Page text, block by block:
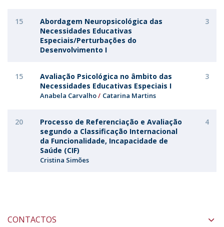
15
Abordagem Neuropsicológica das
Necessidades Educativas
Especiais/Perturbações do
Desenvolvimento I
3
15
Avaliação Psicológica no âmbito das
Necessidades Educativas Especiais I
Anabela Carvalho Catarina Martins
3
20
Processo de Referenciação e Avaliação
segundo a Classificação Internacional
da Funcionalidade, Incapacidade de
Saúde (CIF)
Cristina Simões
4
CONTACTOS